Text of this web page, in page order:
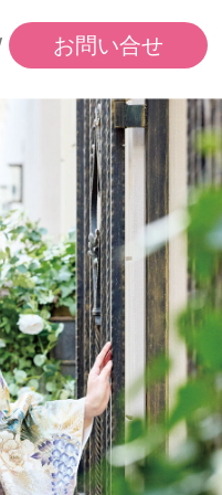
お問い合せ